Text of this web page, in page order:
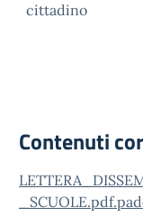
cittadino
Contenuti